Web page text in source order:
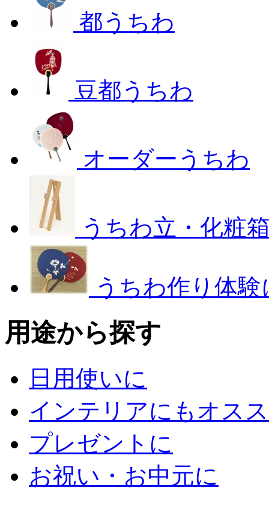
都うちわ
豆都うちわ
オーダーうちわ
うちわ立・化粧
うちわ作り体
用途から探す
日用使いに
インテリアにもオス
プレゼントに
お祝い・お中元に